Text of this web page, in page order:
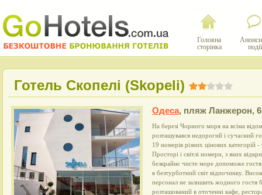
Головна
сторінка
події
Готель Скопелі (Skopeli)
Одеса, пляж Ланжерон,
На березі Чорного моря на всіма
розташувався недорогий і сучасний
19 номерів різних цінових категорій
Просторі і світлі номери, з яких
безкрайнє чисте море допоможе
в безтурботний світ відпочинку.
персонал не залишить жодного гостя
розташований в оточенні кафе,